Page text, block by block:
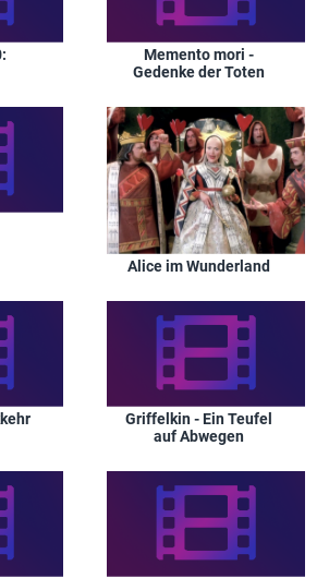
Memento mori -
Gedenke der Toten
Alice im Wunderland
Griffelkin - Ein Teufel
auf Abwegen